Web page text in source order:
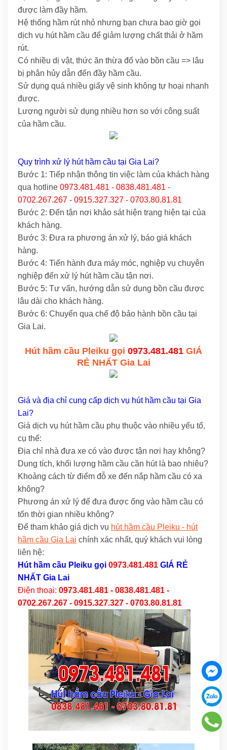
được làm đầy hầm.
Hệ thống hầm rút nhỏ nhưng bạn chưa bao giờ gọi
dịch vụ hút hầm cầu để giảm lượng chất thải ở hầm
rút.
Có nhiều dị vật, thức ăn thừa đổ vào bồn cầu => lâu
bị phân hủy dẫn đến đầy hầm cầu.
Sử dụng quá nhiều giấy vệ sinh không tự hoại nhanh
được.
Lượng người sử dụng nhiều hơn so với công suất
của hầm cầu.
Quy trình xử lý hút hầm cầu tại Gia Lai?
Bước 1: Tiếp nhận thông tin việc làm của khách hàng
qua hotline 0973.481.481 - 0838.481.481 -
0702.267.267 - 0915.327.327 - 0703.80.81.81
Bước 2: Đến tận nơi khảo sát hiện trạng hiện tại của
khách hàng.
Bước 3: Đưa ra phương án xử lý, báo giá khách
hàng.
Bước 4: Tiến hành đưa máy móc, nghiệp vụ chuyên
nghiệp đến xử lý hút hầm cầu tận nơi.
Bước 5: Tư vấn, hướng dẫn sử dụng bồn cầu được
lâu dài cho khách hàng.
Bước 6: Chuyển qua chế độ bảo hành bồn cầu tại
Gia Lai.
Hút hầm cầu Pleiku gọi 0973.481.481 GIÁ
RẺ NHẤT Gia Lai
Giá và địa chỉ cung cấp dịch vụ hút hầm cầu tại Gia
Lai?
Giá dịch vụ hút hầm cầu phụ thuộc vào nhiều yếu tố,
cụ thể:
Địa chỉ nhà đưa xe có vào được tận nơi hay không?
Dung tích, khối lượng hầm cầu cần hút là bao nhiêu?
Khoảng cách từ điểm đỗ xe đến nắp hầm cầu có xa
không?
Phương án xử lý để đưa được ống vào hầm cầu có
tốn thời gian nhiều không?
Để tham khảo giá dịch vụ hút hầm cầu Pleiku - hút
hầm cầu Gia Lai chính xác nhất, quý khách vui lòng
liên hệ:
Hút hầm cầu Pleiku gọi 0973.481.481 GIÁ RẺ
NHẤT Gia Lai
Điện thoại: 0973.481.481 - 0838.481.481 -
0702.267.267 - 0915.327.327 - 0703.80.81.81